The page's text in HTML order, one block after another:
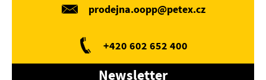
prodejna.oopp@petex.cz
+420 602 652 400
Newsletter